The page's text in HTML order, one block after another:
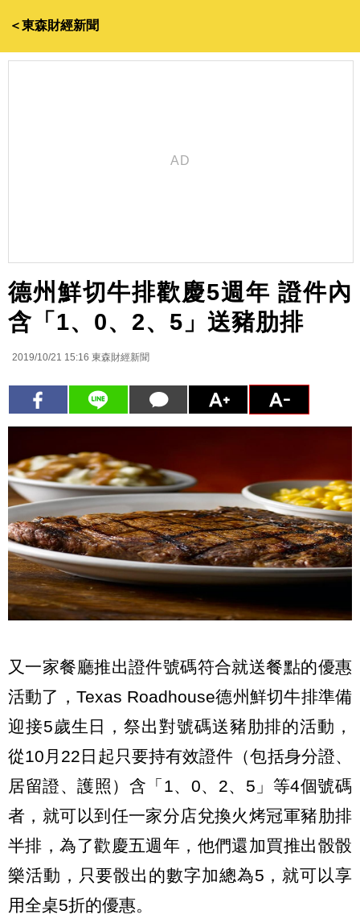
＜東森財經新聞
德州鮮切牛排歡慶5週年 證件內
含「1、0、2、5」送豬肋排
2019/10/21 15:16 東森財經新聞
又一家餐廳推出證件號碼符合就送餐點的優惠
活動了，Texas Roadhouse德州鮮切牛排準備
迎接5歲生日，祭出對號碼送豬肋排的活動，
從10月22日起只要持有效證件（包括身分證、
居留證、護照）含「1、0、2、5」等4個號碼
者，就可以到任一家分店兌換火烤冠軍豬肋排
半排，為了歡慶五週年，他們還加買推出骰骰
樂活動，只要骰出的數字加總為5，就可以享
用全桌5折的優惠。